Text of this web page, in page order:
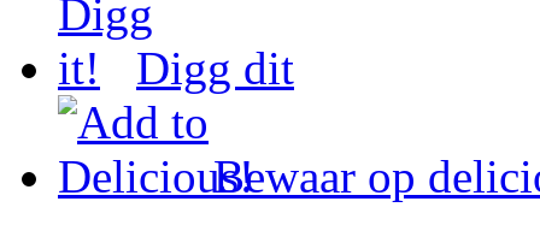
Digg dit
Bewaar op